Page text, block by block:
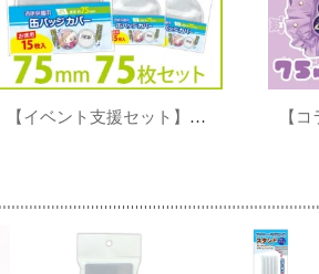
【イベント支援セット】お徳用 丸型缶バッジカバー 75㎜対応 75枚セット